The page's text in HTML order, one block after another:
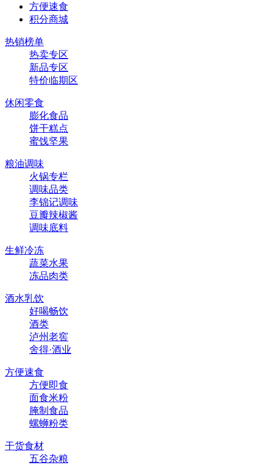
方便速食
积分商城
热销榜单
热卖专区
新品专区
特价临期区
休闲零食
膨化食品
饼干糕点
蜜饯坚果
粮油调味
火锅专栏
调味品类
李锦记调味
豆瓣辣椒酱
调味底料
生鲜冷冻
蔬菜水果
冻品肉类
酒水乳饮
好喝畅饮
酒类
泸州老窖
舍得·酒业
方便速食
方便即食
面食米粉
腌制食品
螺蛳粉类
干货食材
五谷杂粮